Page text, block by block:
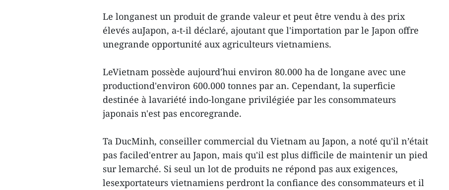
Le longanest un produit de grande valeur et peut être vendu à des prix
élevés auJapon, a-t-il déclaré, ajoutant que l'importation par le Japon offre
unegrande opportunité aux agriculteurs vietnamiens.
LeVietnam possède aujourd'hui environ 80.000 ha de longane avec une
productiond'environ 600.000 tonnes par an. Cependant, la superficie
destinée à lavariété indo-longane privilégiée par les consommateurs
japonais n'est pas encoregrande.
Ta DucMinh, conseiller commercial du Vietnam au Japon, a noté qu'il n’était
pas faciled'entrer au Japon, mais qu'il est plus difficile de maintenir un pied
sur lemarché. Si seul un lot de produits ne répond pas aux exigences,
lesexportateurs vietnamiens perdront la confiance des consommateurs et il